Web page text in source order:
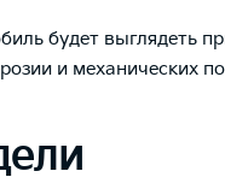
будет выглядеть
и механических